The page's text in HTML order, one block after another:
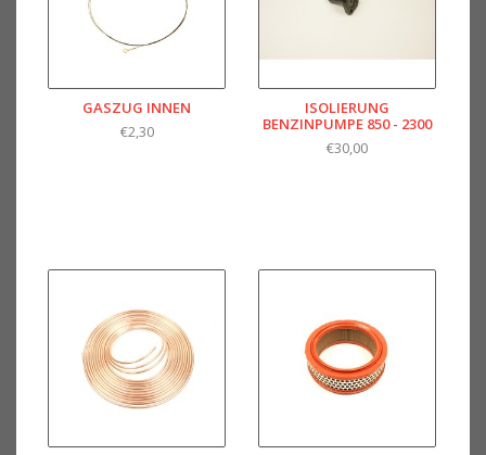
GASZUG INNEN
€2,30
ISOLIERUNG
BENZINPUMPE 850 - 2300
€30,00